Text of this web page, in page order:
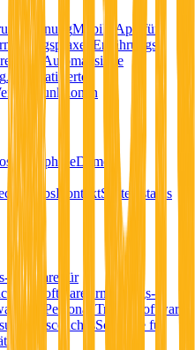
Mobile App für
Ernährungs-
2026
Automatisierte
Automatisierte
Funktionen
TestphaseDemo
JobsKontaktSystemstatus
Software für
Software Ernährungs-
für Personal Trainer
Software
Software für